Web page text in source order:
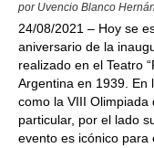
por Uvencio Blanco
24/08/2021 – Hoy se
aniversario de la
realizado en el Teatro
Argentina en 1939. En
como la VIII Olimpiada
particular, por el lado
evento es icónico para